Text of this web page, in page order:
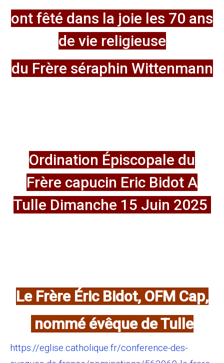
ont fêté dans la joie les 70 ans
de vie religieuse
du Frère séraphin Wittenmann
Ordination Épiscopale du
Frère capucin Eric Bidot A
Tulle Dimanche 15 Juin 2025
Le Frère Éric Bidot, OFM Cap,
nommé évêque de Tulle
https://eglise.catholique.fr/conference-des-